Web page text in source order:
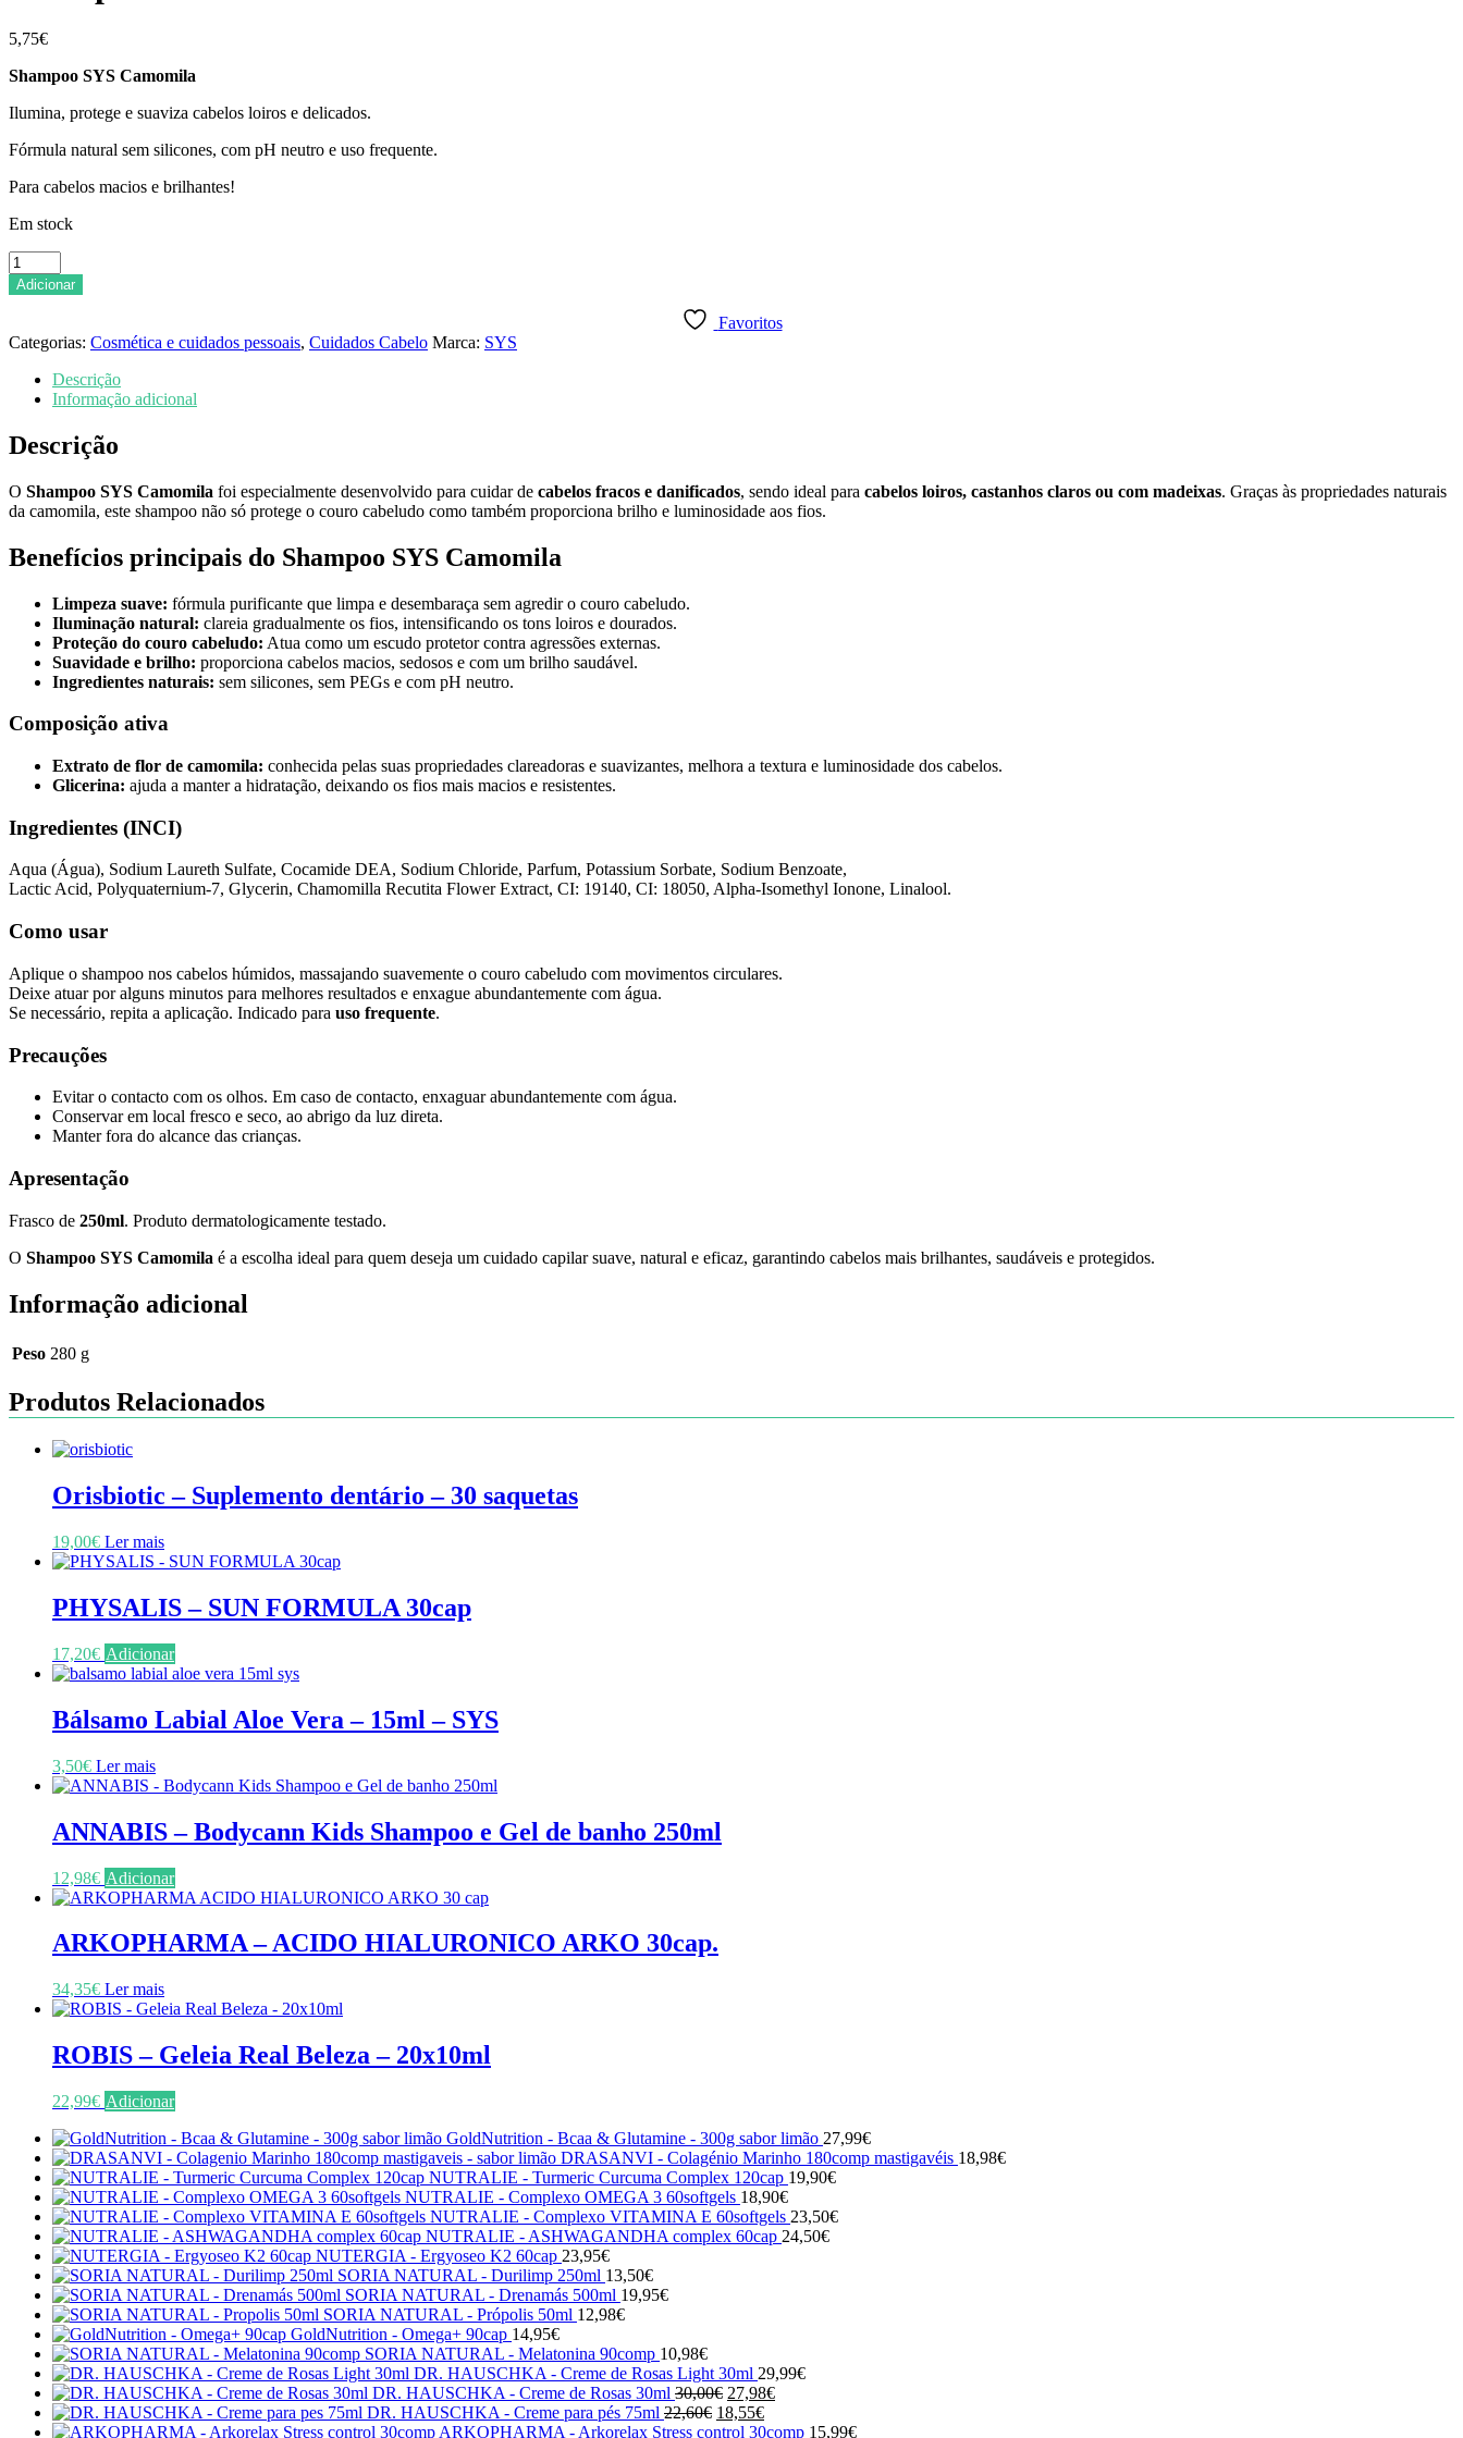
5,75€
Shampoo SYS Camomila
Ilumina, protege e suaviza cabelos loiros e delicados.
Fórmula natural sem silicones, com pH neutro e uso frequente.
Para cabelos macios e brilhantes!
Em stock
Quantidade
de
Shampoo
-
Adicionar
Favoritos
Categorias: Cosmética e cuidados pessoais, Cuidados Cabelo Marca: SYS
Descrição
Informação adicional
Descrição
O Shampoo SYS Camomila foi especialmente desenvolvido para cuidar de cabelos fracos e danificados, sendo ideal para cabelos loiros, castanhos claros ou com madeixas. Graças às propriedades naturais
da camomila, este shampoo não só protege o couro cabeludo como também proporciona brilho e luminosidade aos fios.
Benefícios principais do Shampoo SYS Camomila
Limpeza suave: fórmula purificante que limpa e desembaraça sem agredir o couro cabeludo.
Iluminação natural: clareia gradualmente os fios, intensificando os tons loiros e dourados.
Proteção do couro cabeludo: Atua como um escudo protetor contra agressões externas.
Suavidade e brilho: proporciona cabelos macios, sedosos e com um brilho saudável.
Ingredientes naturais: sem silicones, sem PEGs e com pH neutro.
Composição ativa
Extrato de flor de camomila: conhecida pelas suas propriedades clareadoras e suavizantes, melhora a textura e luminosidade dos cabelos.
Glicerina: ajuda a manter a hidratação, deixando os fios mais macios e resistentes.
Ingredientes (INCI)
Aqua (Água), Sodium Laureth Sulfate, Cocamide DEA, Sodium Chloride, Parfum, Potassium Sorbate, Sodium Benzoate,
Lactic Acid, Polyquaternium-7, Glycerin, Chamomilla Recutita Flower Extract, CI: 19140, CI: 18050, Alpha-Isomethyl Ionone, Linalool.
Como usar
Aplique o shampoo nos cabelos húmidos, massajando suavemente o couro cabeludo com movimentos circulares.
Deixe atuar por alguns minutos para melhores resultados e enxague abundantemente com água.
Se necessário, repita a aplicação. Indicado para uso frequente.
Precauções
Evitar o contacto com os olhos. Em caso de contacto, enxaguar abundantemente com água.
Conservar em local fresco e seco, ao abrigo da luz direta.
Manter fora do alcance das crianças.
Apresentação
Frasco de 250ml. Produto dermatologicamente testado.
O Shampoo SYS Camomila é a escolha ideal para quem deseja um cuidado capilar suave, natural e eficaz, garantindo cabelos mais brilhantes, saudáveis e protegidos.
Informação adicional
Peso 280 g
Produtos Relacionados
Orisbiotic – Suplemento dentário – 30 saquetas
19,00€ Ler mais
PHYSALIS – SUN FORMULA 30cap
17,20€ Adicionar
Bálsamo Labial Aloe Vera – 15ml – SYS
3,50€ Ler mais
ANNABIS – Bodycann Kids Shampoo e Gel de banho 250ml
12,98€ Adicionar
ARKOPHARMA – ACIDO HIALURONICO ARKO 30cap.
34,35€ Ler mais
ROBIS – Geleia Real Beleza – 20x10ml
22,99€ Adicionar
GoldNutrition - Bcaa & Glutamine - 300g sabor limão 27,99€
DRASANVI - Colagénio Marinho 180comp mastigavéis 18,98€
NUTRALIE - Turmeric Curcuma Complex 120cap 19,90€
NUTRALIE - Complexo OMEGA 3 60softgels 18,90€
NUTRALIE - Complexo VITAMINA E 60softgels 23,50€
NUTRALIE - ASHWAGANDHA complex 60cap 24,50€
NUTERGIA - Ergyoseo K2 60cap 23,95€
SORIA NATURAL - Durilimp 250ml 13,50€
SORIA NATURAL - Drenamás 500ml 19,95€
SORIA NATURAL - Própolis 50ml 12,98€
GoldNutrition - Omega+ 90cap 14,95€
SORIA NATURAL - Melatonina 90comp 10,98€
DR. HAUSCHKA - Creme de Rosas Light 30ml 29,99€
DR. HAUSCHKA - Creme de Rosas 30ml 30,00€ O
preço
original
27,98€O
atual
DR. HAUSCHKA - Creme para pés 75ml 22,60€ O
preço
18,55€O
preço
ARKOPHARMA - Arkorelax Stress control 30comp 15,99€